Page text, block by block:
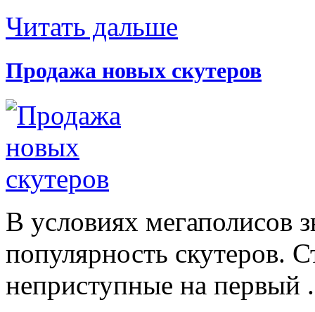
Читать дальше
Продажа новых скутеров
В условиях мегаполисов
популярность скутеров.
неприступные на первый